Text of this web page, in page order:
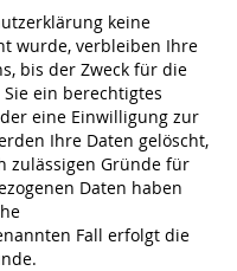
keine
wurde, verbleiben Ihre
bis der Zweck für die
ein berechtigtes
eine Einwilligung zur
Ihre Daten gelöscht,
zulässigen Gründe für
Daten haben
Fall erfolgt die